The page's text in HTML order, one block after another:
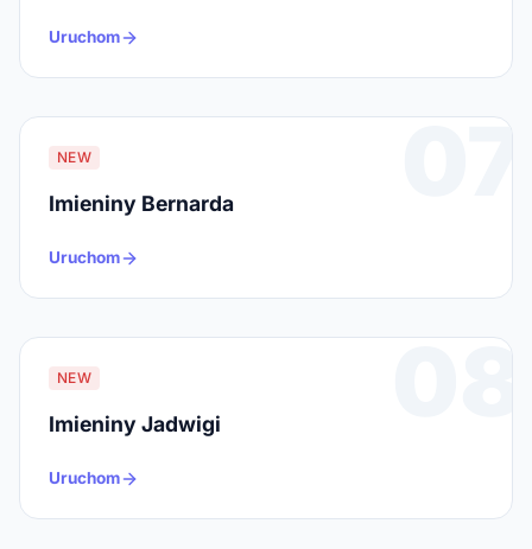
Uruchom
07
NEW
Imieniny Bernarda
Uruchom
08
NEW
Imieniny Jadwigi
Uruchom